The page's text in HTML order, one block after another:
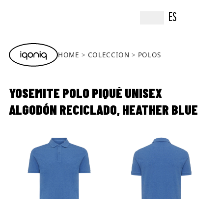
ES
HOME COLECCION POLOS
YOSEMITE POLO PIQUÉ UNISEX
ALGODÓN RECICLADO, HEATHER BLUE